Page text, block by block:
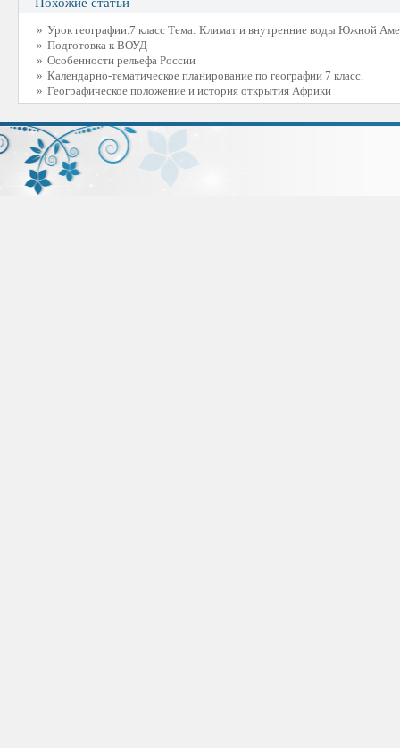
» Урок географии.7 класс Тема: Климат и внутренние воды Южной
» Подготовка к ВОУД
» Особенности рельефа России
» Календарно-тематическое планирование по географии 7 класс.
» Географическое положение и история открытия Африки